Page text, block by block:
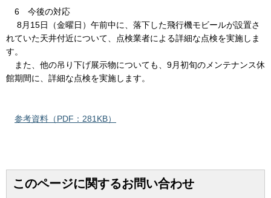
6 今後の対応
8月15日（金曜日）午前中に、落下した飛行機モビールが設置さ
れていた天井付近について、点検業者による詳細な点検を実施しま
す。
また、他の吊り下げ展示物についても、9月初旬のメンテナンス休
館期間に、詳細な点検を実施します。
参考資料（PDF：281KB）
このページに関するお問い合わせ